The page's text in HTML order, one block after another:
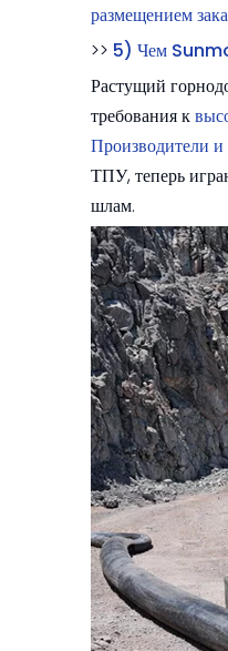
размещением
>> 5) Чем
Растущий
требования к
Производители
ТПУ, теперь
шлам.